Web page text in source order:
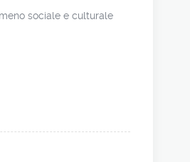
sociale e culturale